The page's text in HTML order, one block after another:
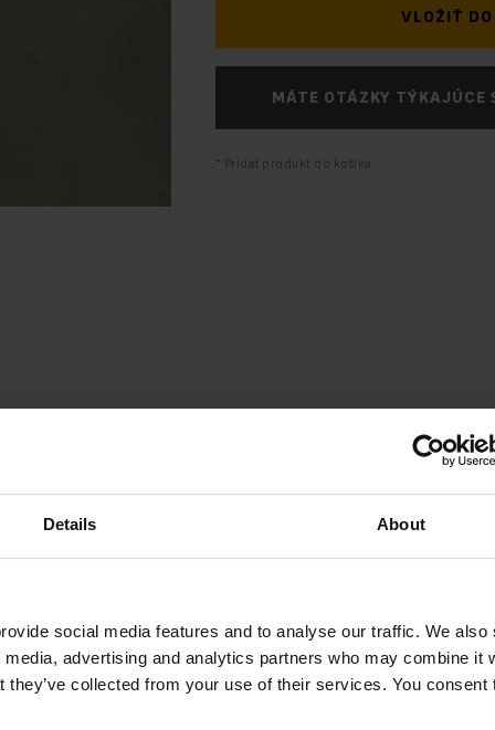
Details About
social media features and to analyse our traffic. We also
advertising and analytics partners who may combine it
collected from your use of their services. You consent
VLOŽIŤ DO
MÁTE OTÁZKY TÝKAJÚCE
Pridať produkt do košíka
prehľad technických špecifikácií a vybavenia vozidla.
Lítium-iónová, 25 V / 40 Ah